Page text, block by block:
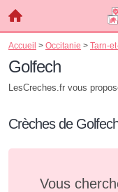
Accueil > Occitanie > Tarn-
Golfech
LesCreches.fr vous
Crèches de
Vous